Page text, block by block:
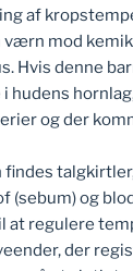
af
værn mod
Hvis denne
hudens
og der
findes
(sebum) og
at regulere
der